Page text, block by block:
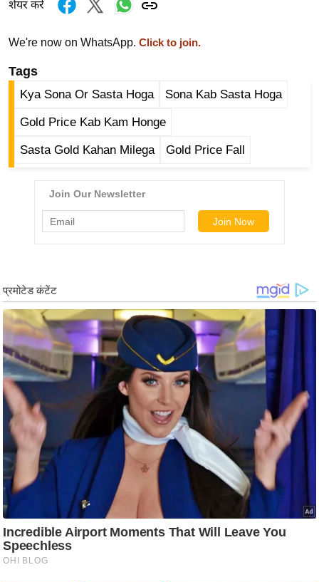
ण
स
सा
म
क
मा
म
.
आ
र
.
आ
ई
.
चा
य
प
र
मी
क्षा
शेयर करें
We're now on WhatsApp. Click to join.
Tags
Kya Sona Or Sasta Hoga Sona Kab Sasta Hoga
Gold Price Kab Kam Honge
Sasta Gold Kahan Milega Gold Price Fall